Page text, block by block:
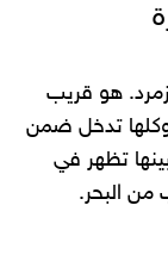
هو قريب
وكلها تدخل ضمن
تظهر في
من البحر.